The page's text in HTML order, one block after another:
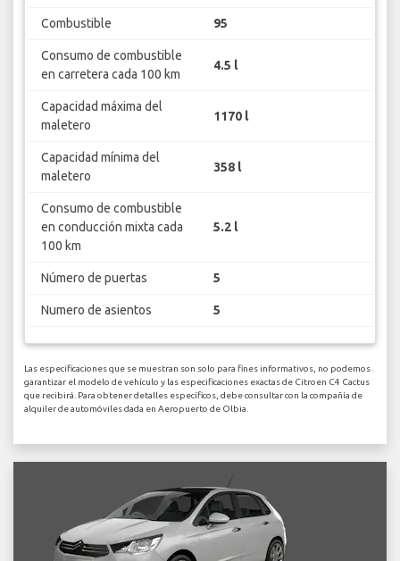
Combustible 95
Consumo de combustible
en carretera cada 100 km
4.5 l
Capacidad máxima del
maletero
1170 l
Capacidad mínima del
maletero
358 l
Consumo de combustible
en conducción mixta cada
100 km
5.2 l
Número de puertas 5
Numero de asientos 5
Las especificaciones que se muestran son solo para fines informativos, no podemos
garantizar el modelo de vehículo y las especificaciones exactas de Citroen C4 Cactus
que recibirá. Para obtener detalles específicos, debe consultar con la compañía de
alquiler de automóviles dada en Aeropuerto de Olbia.